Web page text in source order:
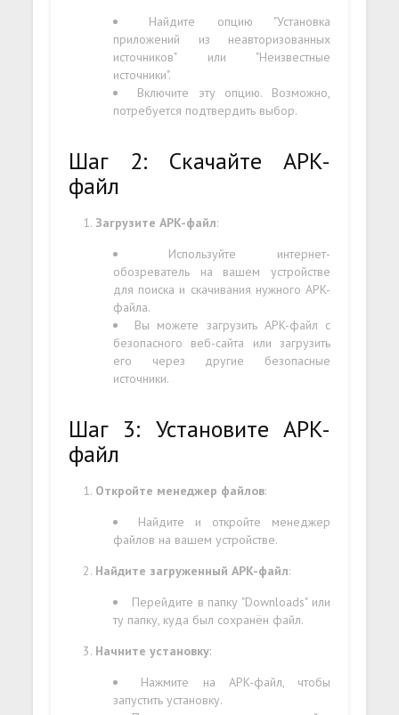
Найдите опцию "Установка
приложений из неавторизованных
источников" или "Неизвестные
источники".
Включите эту опцию. Возможно,
потребуется подтвердить выбор.
Шаг 2: Скачайте APK-
файл
Загрузите APK-файл:
Используйте интернет-
обозреватель на вашем устройстве
для поиска и скачивания нужного APK-
файла.
Вы можете загрузить APK-файл с
безопасного веб-сайта или загрузить
его через другие безопасные
источники.
Шаг 3: Установите APK-
файл
Откройте менеджер файлов:
Найдите и откройте менеджер
файлов на вашем устройстве.
Найдите загруженный APK-файл:
Перейдите в папку "Downloads" или
ту папку, куда был сохранён файл.
Начните установку:
Нажмите на APK-файл, чтобы
запустить установку.